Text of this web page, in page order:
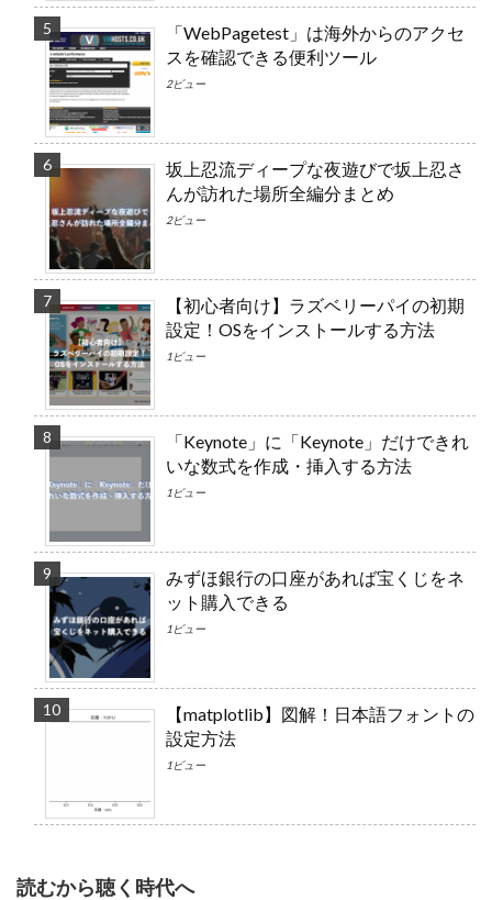
「WebPagetest」は海外からのアクセ
スを確認できる便利ツール
2ビュー
坂上忍流ディープな夜遊びで坂上忍さ
んが訪れた場所全編分まとめ
2ビュー
【初心者向け】ラズベリーパイの初期
設定！OSをインストールする方法
1ビュー
「Keynote」に「Keynote」だけできれ
いな数式を作成・挿入する方法
1ビュー
みずほ銀行の口座があれば宝くじをネ
ット購入できる
1ビュー
【matplotlib】図解！日本語フォントの
設定方法
1ビュー
読むから聴く時代へ